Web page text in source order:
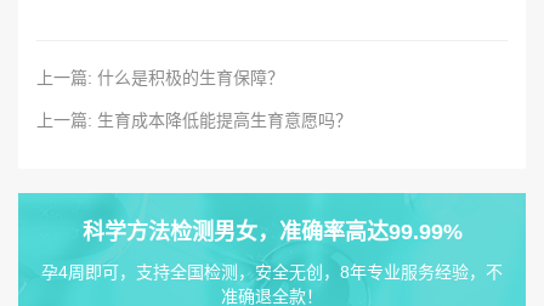
上一篇: 什么是积极的生育保障？
上一篇: 生育成本降低能提高生育意愿吗？
科学方法检测男女，准确率高达99.99%
孕4周即可，支持全国检测，安全无创，8年专业服务经验，不
准确退全款！